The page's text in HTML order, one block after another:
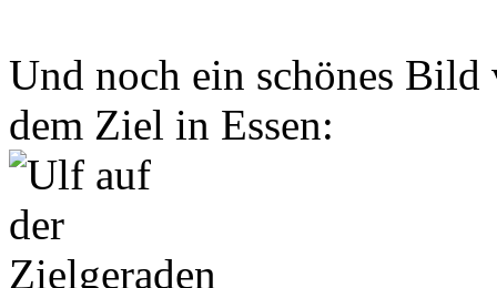
Und noch ein schönes
dem Ziel in Essen: